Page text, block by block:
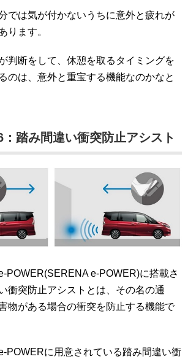
では気が付かないうちに意外と疲れが
ります。
判断をして、休憩を取るタイミングを
のは、意外と重宝する機能なのかなと
踏み間違い衝突防止アシスト
POWER(SERENA e-POWER)に搭載さ
衝突防止アシストとは、その名の通
物がある場合の衝突を防止する機能で
POWERに用意されている踏み間違い衝